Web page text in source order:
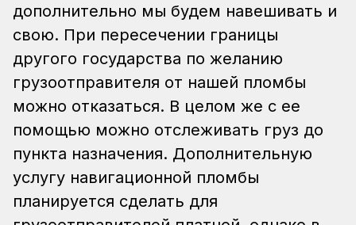
дополнительно мы будем навешивать и
свою. При пересечении границы
другого государства по желанию
грузоотправителя от нашей пломбы
можно отказаться. В целом же с ее
помощью можно отслеживать груз до
пункта назначения. Дополнительную
услугу навигационной пломбы
планируется сделать для